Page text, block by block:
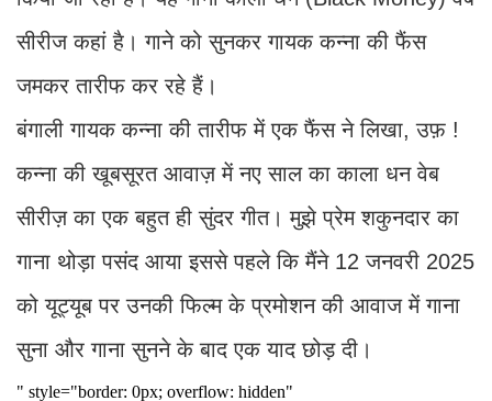
सीरीज कहां है। गाने को सुनकर गायक कन्ना की फैंस
जमकर तारीफ कर रहे हैं।
बंगाली गायक कन्ना की तारीफ में एक फैंस ने लिखा, उफ़ !
कन्ना की खूबसूरत आवाज़ में नए साल का काला धन वेब
सीरीज़ का एक बहुत ही सुंदर गीत। मुझे प्रेम शकुनदार का
गाना थोड़ा पसंद आया इससे पहले कि मैंने 12 जनवरी 2025
को यूट्यूब पर उनकी फिल्म के प्रमोशन की आवाज में गाना
सुना और गाना सुनने के बाद एक याद छोड़ दी।